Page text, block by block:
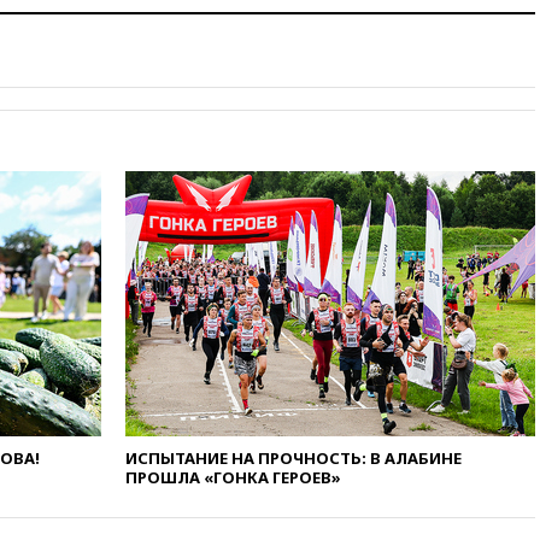
вчера, 22:28Бессент
огня США и Ирана
вчера, 22:15Три человека
получили ножевые ранения
при нападении в Чехии
вчера, 22:00Путин поручил
выделить средства на новые
РЛС для Белгородской
области
вчера, 21:56The Atlantic: Маск
отказал Украине в
использовании Starlink для
атак вглубь РФ
складе в Брянске возбудили
ИСПЫТАНИЕ НА ПРОЧНОСТЬ: В АЛАБИНЕ
ПРОШЛА «ГОНКА ГЕРОЕВ»